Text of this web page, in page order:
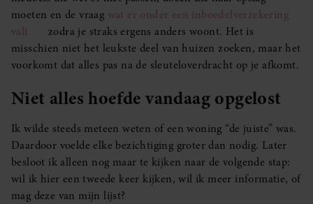
moeten en de vraag wat er onder een inboedelverzekering
valt
zodra je straks ergens anders woont. Het is
misschien niet het leukste deel van huizen zoeken, maar het
voorkomt dat alles pas na de sleuteloverdracht op je afkomt.
Niet alles hoefde vandaag opgelost
Ik wilde steeds meteen weten of een woning “de juiste” was.
Daardoor voelde elke bezichtiging groter dan nodig. Later
besloot ik alleen nog maar te kijken naar de volgende stap:
wil ik hier een tweede keer kijken, wil ik meer informatie, of
mag deze van mijn lijst?